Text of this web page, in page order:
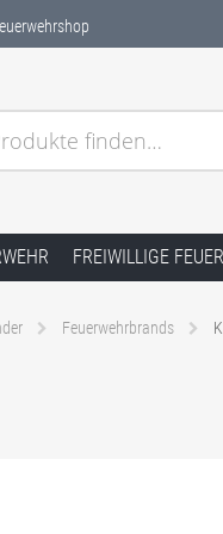
finden…
FREIWILLIGE
Feuerwehrbrands